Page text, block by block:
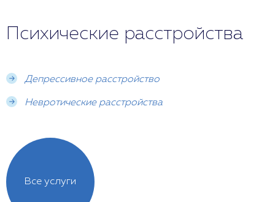
Психические расстройства
Депрессивное расстройство
Невротические расстройства
Все услуги